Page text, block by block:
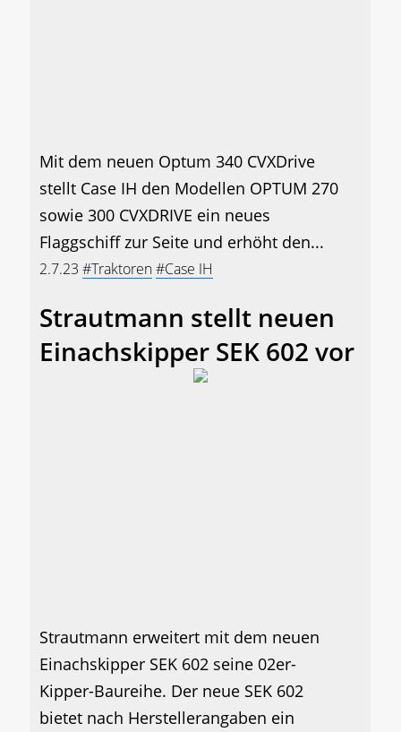
Mit dem neuen Optum 340 CVXDrive
stellt Case IH den Modellen OPTUM 270
sowie 300 CVXDRIVE ein neues
Flaggschiff zur Seite und erhöht den...
2.7.23 #Traktoren#Case IH
Strautmann stellt neuen
Einachskipper SEK 602 vor
Strautmann erweitert mit dem neuen
Einachskipper SEK 602 seine 02er-
Kipper-Baureihe. Der neue SEK 602
bietet nach Herstellerangaben ein